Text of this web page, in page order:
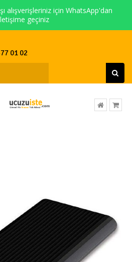
alışverişleriniz için WhatsApp'dan
geçiniz
01 02